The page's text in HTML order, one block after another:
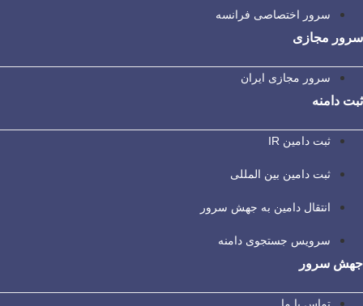
سرور اختصاصی فرانسه
سرور مجازی
سرور مجازی ایران
ثبت دامنه
ثبت دامین IR
ثبت دامین بین المللی
انتقال دامین به جهش سرور
سرویس جستجوی دامنه
جهش سرور